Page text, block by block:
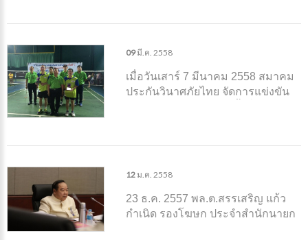
09มี.ค. 2558
เมื่อวันเสาร์ 7 มีนาคม 2558 สมาคม
ประกันวินาศภัยไทย จัดการแข่งขัน
12ม.ค. 2558
23 ธ.ค. 2557 พล.ต.สรรเสริญ แก้ว
กำเนิด รองโฆษก ประจำสำนักนายก